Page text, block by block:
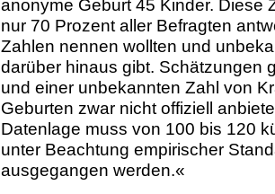
anonyme Geburt 45 Kinder. Diese
nur 70 Prozent aller Befragten
Zahlen nennen wollten und
darüber hinaus gibt. Schätzungen
und einer unbekannten Zahl von
Geburten zwar nicht offiziell
Datenlage muss von 100 bis 120
unter Beachtung empirischer
ausgegangen werden.«